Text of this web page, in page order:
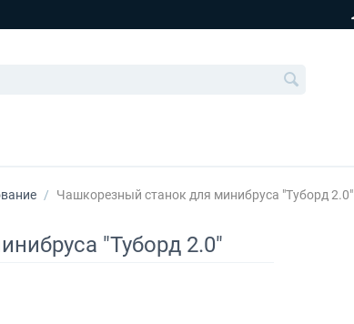
/ Чашкорезный станок для минибруса "Туборд 2.0"
"Туборд 2.0"